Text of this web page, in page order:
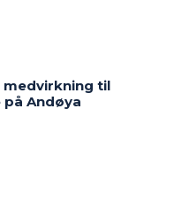
til
på Andøya